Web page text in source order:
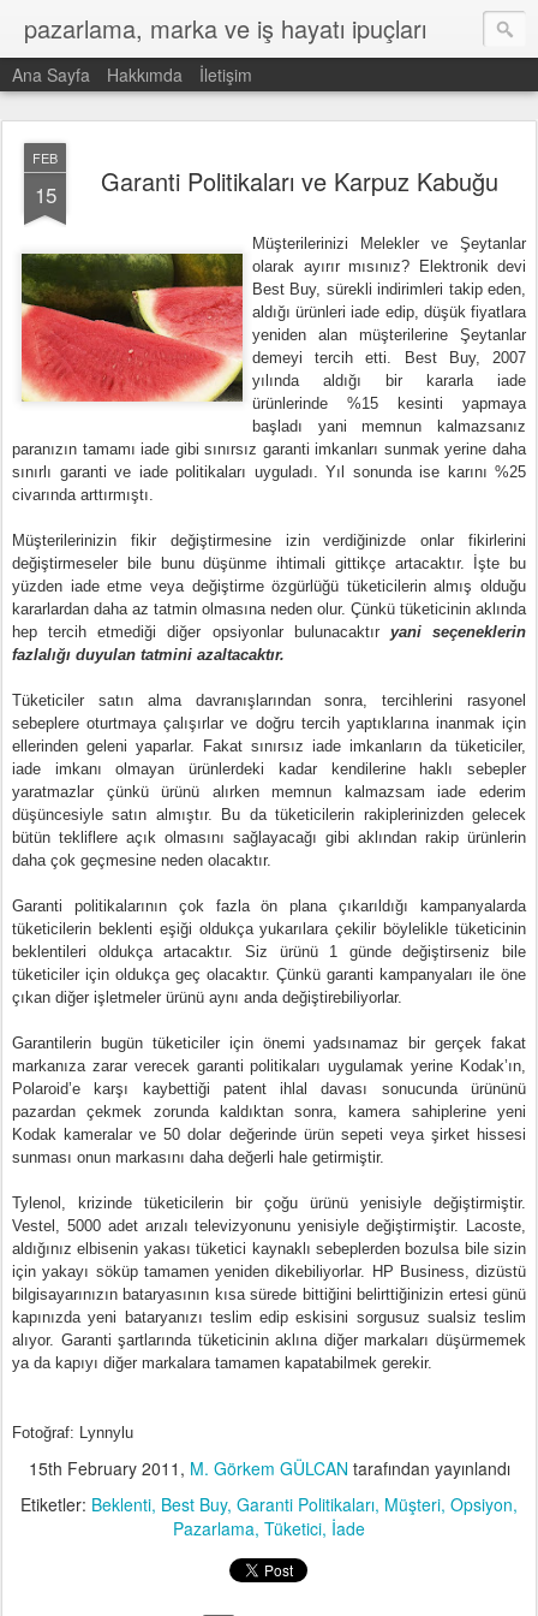
pazarlama, marka ve iş hayatı ipuçları
Ana Sayfa Hakkımda İletişim
FEB
15 Garanti Politikaları ve Karpuz Kabuğu
Müşterilerinizi Melekler ve Şeytanlar
olarak ayırır mısınız? Elektronik devi
Best Buy, sürekli indirimleri takip eden,
aldığı ürünleri iade edip, düşük fiyatlara
yeniden alan müşterilerine Şeytanlar
demeyi tercih etti. Best Buy, 2007
yılında aldığı bir kararla iade
ürünlerinde %15 kesinti yapmaya
başladı yani memnun kalmazsanız
paranızın tamamı iade gibi sınırsız garanti imkanları sunmak yerine daha
sınırlı garanti ve iade politikaları uyguladı. Yıl sonunda ise karını %25
civarında arttırmıştı.
Müşterilerinizin fikir değiştirmesine izin verdiğinizde onlar fikirlerini
değiştirmeseler bile bunu düşünme ihtimali gittikçe artacaktır. İşte bu
yüzden iade etme veya değiştirme özgürlüğü tüketicilerin almış olduğu
kararlardan daha az tatmin olmasına neden olur. Çünkü tüketicinin aklında
hep tercih etmediği diğer opsiyonlar bulunacaktır yani seçeneklerin
fazlalığı duyulan tatmini azaltacaktır.
Tüketiciler satın alma davranışlarından sonra, tercihlerini rasyonel
sebeplere oturtmaya çalışırlar ve doğru tercih yaptıklarına inanmak için
ellerinden geleni yaparlar. Fakat sınırsız iade imkanların da tüketiciler,
iade imkanı olmayan ürünlerdeki kadar kendilerine haklı sebepler
yaratmazlar çünkü ürünü alırken memnun kalmazsam iade ederim
düşüncesiyle satın almıştır. Bu da tüketicilerin rakiplerinizden gelecek
bütün tekliflere açık olmasını sağlayacağı gibi aklından rakip ürünlerin
daha çok geçmesine neden olacaktır.
Garanti politikalarının çok fazla ön plana çıkarıldığı kampanyalarda
tüketicilerin beklenti eşiği oldukça yukarılara çekilir böylelikle tüketicinin
beklentileri oldukça artacaktır. Siz ürünü 1 günde değiştirseniz bile
tüketiciler için oldukça geç olacaktır. Çünkü garanti kampanyaları ile öne
çıkan diğer işletmeler ürünü aynı anda değiştirebiliyorlar.
Garantilerin bugün tüketiciler için önemi yadsınamaz bir gerçek fakat
markanıza zarar verecek garanti politikaları uygulamak yerine Kodak’ın,
Polaroid’e karşı kaybettiği patent ihlal davası sonucunda ürününü
pazardan çekmek zorunda kaldıktan sonra, kamera sahiplerine yeni
Kodak kameralar ve 50 dolar değerinde ürün sepeti veya şirket hissesi
sunması onun markasını daha değerli hale getirmiştir.
Tylenol, krizinde tüketicilerin bir çoğu ürünü yenisiyle değiştirmiştir.
Vestel, 5000 adet arızalı televizyonunu yenisiyle değiştirmiştir. Lacoste,
aldığınız elbisenin yakası tüketici kaynaklı sebeplerden bozulsa bile sizin
için yakayı söküp tamamen yeniden dikebiliyorlar. HP Business, dizüstü
bilgisayarınızın bataryasının kısa sürede bittiğini belirttiğinizin ertesi günü
kapınızda yeni bataryanızı teslim edip eskisini sorgusuz sualsiz teslim
alıyor. Garanti şartlarında tüketicinin aklına diğer markaları düşürmemek
ya da kapıyı diğer markalara tamamen kapatabilmek gerekir.
Fotoğraf: Lynnylu
15th February 2011 , M. Görkem GÜLCAN tarafından yayınlandı
Etiketler: Beklenti Best Buy Garanti Politikaları Müşteri Opsiyon
Pazarlama Tüketici İade